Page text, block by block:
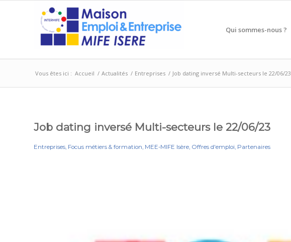
Qui sommes-nous ?
Vous êtes ici : Accueil / Actualités / Entreprises / Job dating inversé Multi-secteurs le 22/06/23
Job dating inversé Multi-secteurs le 22/06/23
Entreprises, Focus métiers & formation, MEE-MIFE Isère, Offres d'emploi, Partenaires